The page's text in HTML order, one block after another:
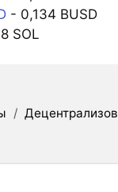
- 0,134 BUSD
SOL
/